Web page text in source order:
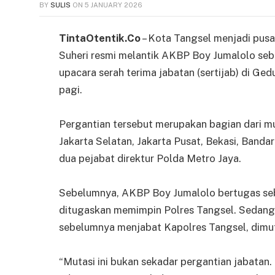
BY SULIS ON 5 JANUARY 2026
TintaOtentik.Co– Kota Tangsel menjadi
Suheri resmi melantik AKBP Boy Jumalolo
upacara serah terima jabatan (sertijab) di
pagi.
Pergantian tersebut merupakan bagian dari
Jakarta Selatan, Jakarta Pusat, Bekasi,
dua pejabat direktur Polda Metro Jaya.
Sebelumnya, AKBP Boy Jumalolo bertugas
ditugaskan memimpin Polres Tangsel.
sebelumnya menjabat Kapolres Tangsel,
“Mutasi ini bukan sekadar pergantian